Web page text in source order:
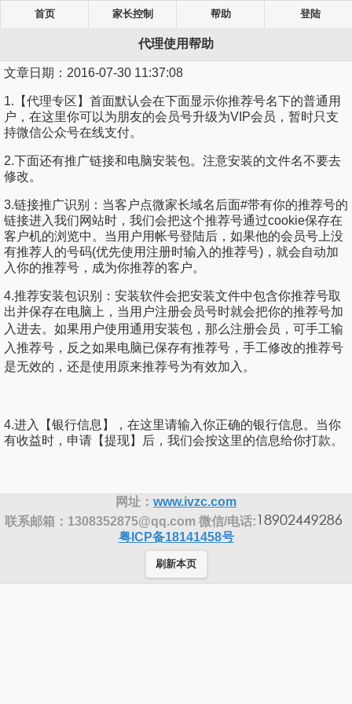
首页 家长控制 帮助 登陆
代理使用帮助
文章日期： 2016-07-30 11:37:08
1.【代理专区】首面默认会在下面显示你推荐号名下的普通用
户，在这里你可以为朋友的会员号升级为VIP会员，暂时只支
持微信公众号在线支付。
2.下面还有推广链接和电脑安装包。注意安装的文件名不要去
修改。
3.链接推广识别：当客户点微家长域名后面#带有你的推荐号的
链接进入我们网站时，我们会把这个推荐号通过cookie保存在
客户机的浏览中。当用户用帐号登陆后，如果他的会员号上没
有推荐人的号码(优先使用注册时输入的推荐号)，就会自动加
入你的推荐号，成为你推荐的客户。
4.推荐安装包识别：安装软件会把安装文件中包含你推荐号取
出并保存在电脑上，当用户注册会员号时就会把你的推荐号加
入进去。 如果用户使用通用安装包，那么注册会员，可手工输
入推荐号，反之如果电脑已保存有推荐号，手工修改的推荐号
是无效的，还是使用原来推荐号为有效加入。
4.进入【银行信息】，在这里请输入你正确的银行信息。当你
有收益时，申请【提现】后，我们会按这里的信息给你打款。
网址： www.ivzc.com
联系邮箱：1308352875@qq.com 微信/电话:
粤ICP备18141458号
刷新本页